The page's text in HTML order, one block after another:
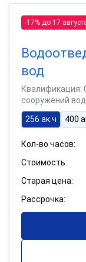
-17% до 17
вод
Квалификация:
сооружений
256 ак.ч
400
Кол-во часов:
Стоимость:
Старая цена:
Рассрочка: